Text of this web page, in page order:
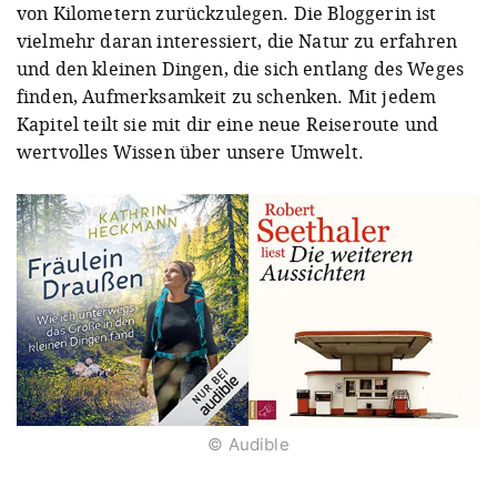
von Kilometern zurückzulegen. Die Bloggerin ist
vielmehr daran interessiert, die Natur zu erfahren
und den kleinen Dingen, die sich entlang des Weges
finden, Aufmerksamkeit zu schenken. Mit jedem
Kapitel teilt sie mit dir eine neue Reiseroute und
wertvolles Wissen über unsere Umwelt.
© Audible